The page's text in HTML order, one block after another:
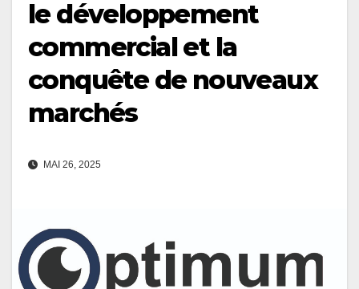
le développement
commercial et la
conquête de nouveaux
marchés
MAI 26, 2025